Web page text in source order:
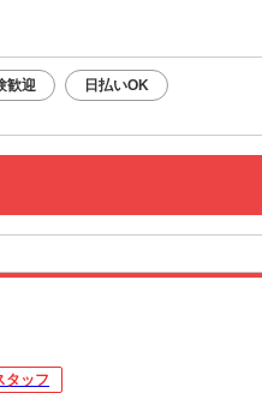
歓迎 日払いOK
タッフ